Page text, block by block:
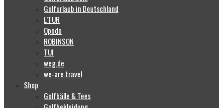
Golfurlaub in Deutschland
L’TUR
Opodo
ROBINSON
TUI
weg.de
we-are.travel
Shop
Golfbälle & Tees